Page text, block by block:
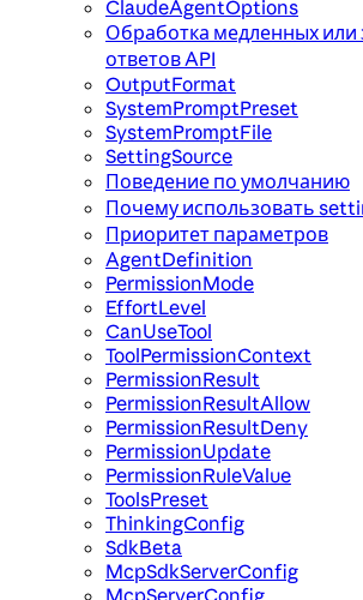
ClaudeAgentOptions
Обработка медленных или
ответов API
OutputFormat
SystemPromptPreset
SystemPromptFile
SettingSource
Поведение по умолчанию
Почему использовать
Приоритет параметров
AgentDefinition
PermissionMode
EffortLevel
CanUseTool
ToolPermissionContext
PermissionResult
PermissionResultAllow
PermissionResultDeny
PermissionUpdate
PermissionRuleValue
ToolsPreset
ThinkingConfig
SdkBeta
McpSdkServerConfig